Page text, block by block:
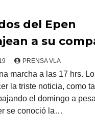
del Epen
a su
PRENSA VLA
marcha a las 17 hrs.
la triste noticia, como
el domingo a
se conoció la…